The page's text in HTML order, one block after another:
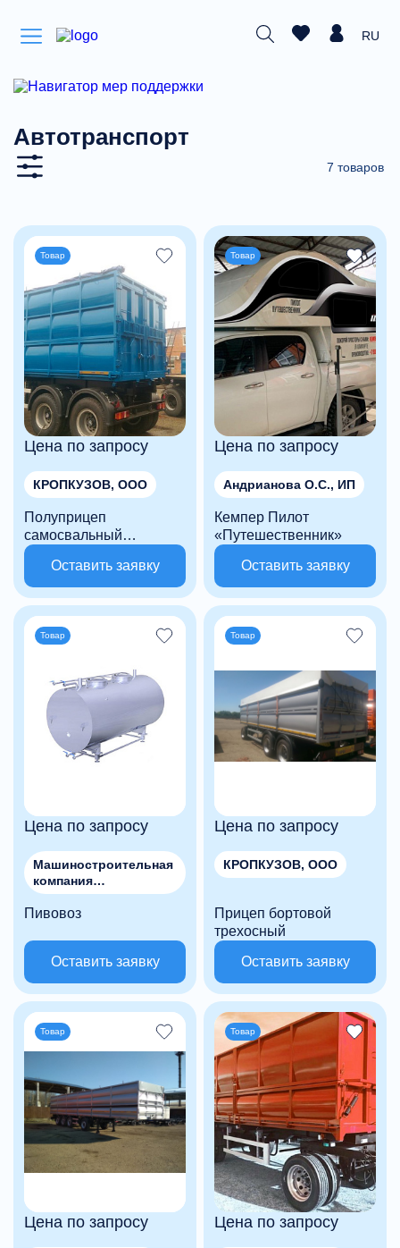
RU
Автотранспорт
7 товаров
Товар
Цена по запросу
КРОПКУЗОВ, ООО
Полуприцеп
самосвальный
двухосный
Оставить заявку
Товар
Цена по запросу
Андрианова О.С., ИП
Кемпер Пилот
«Путешественник»
Оставить заявку
Товар
Цена по запросу
Машиностроительная
компания
"МЕТАЛЛСТРОЙМАШ"
, ООО
Пивовоз
Оставить заявку
Товар
Цена по запросу
КРОПКУЗОВ, ООО
Прицеп бортовой
трехосный
Оставить заявку
Товар
Цена по запросу
Товар
Цена по запросу